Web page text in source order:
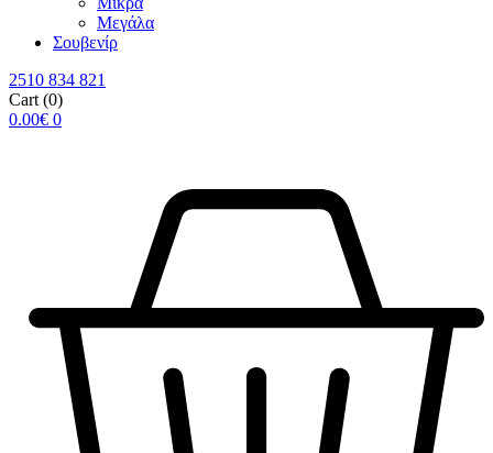
Μεγάλα
Σουβενίρ
2510 834 821
Cart (0)
0.00€ 0